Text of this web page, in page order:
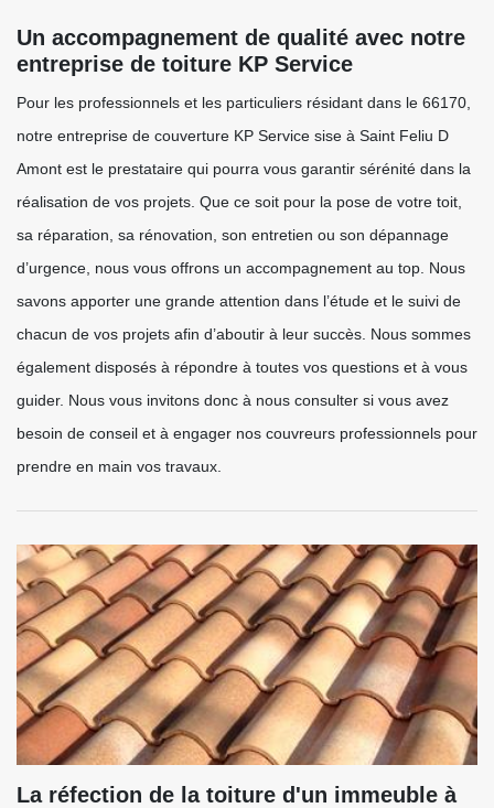
Un accompagnement de qualité avec notre
entreprise de toiture KP Service
Pour les professionnels et les particuliers résidant dans le 66170,
notre entreprise de couverture KP Service sise à Saint Feliu D
Amont est le prestataire qui pourra vous garantir sérénité dans la
réalisation de vos projets. Que ce soit pour la pose de votre toit,
sa réparation, sa rénovation, son entretien ou son dépannage
d’urgence, nous vous offrons un accompagnement au top. Nous
savons apporter une grande attention dans l’étude et le suivi de
chacun de vos projets afin d’aboutir à leur succès. Nous sommes
également disposés à répondre à toutes vos questions et à vous
guider. Nous vous invitons donc à nous consulter si vous avez
besoin de conseil et à engager nos couvreurs professionnels pour
prendre en main vos travaux.
La réfection de la toiture d'un immeuble à